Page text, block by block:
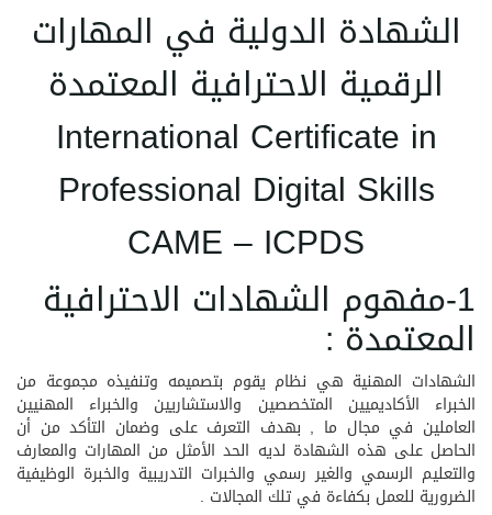
الشهادة الدولية في المهارات
الرقمية الاحترافية المعتمدة
International Certificate in
Professional Digital Skills
CAME – ICPDS
1-مفهوم الشهادات الاحترافية
المعتمدة :
الشهادات المهنية هي نظام يقوم بتصميمه وتنفيذه مجموعة من
الخبراء الأكاديميين المتخصصين والاستشاريين والخبراء المهنيين
العاملين في مجال ما , بهدف التعرف على وضمان التأكد من أن
الحاصل على هذه الشهادة لديه الحد الأمثل من المهارات والمعارف
والتعليم الرسمي والغير رسمي والخبرات التدريبية والخبرة الوظيفية
الضرورية للعمل بكفاءة في تلك المجالات .